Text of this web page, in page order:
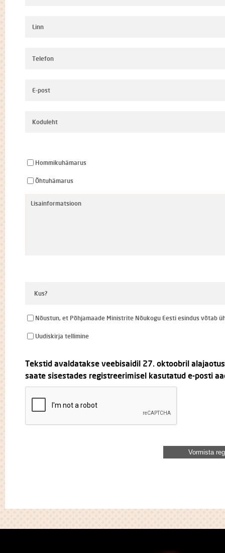
Hommikuhämarus
Õhtuhämarus
Nõustun, et Põhjamaade Ministrite Nõukogu Eesti esindus võtab
Uudiskirja tellimine
Tekstid avaldatakse veebisaidil 27. oktoobril
saate sisestades registreerimisel kasutatud e-posti